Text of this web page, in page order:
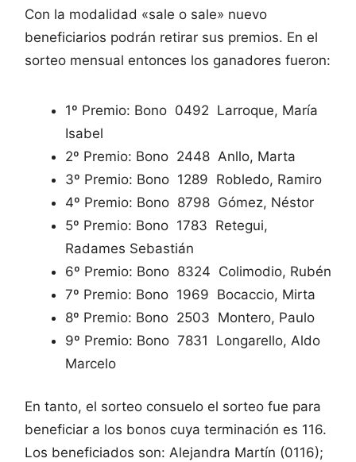
Con la modalidad «sale o sale» nuevo
beneficiarios podrán retirar sus premios. En el
sorteo mensual entonces los ganadores fueron:
1º Premio: Bono 0492 Larroque, María
Isabel
2º Premio: Bono 2448 Anllo, Marta
3º Premio: Bono 1289 Robledo, Ramiro
4º Premio: Bono 8798 Gómez, Néstor
5º Premio: Bono 1783 Retegui,
Radames Sebastián
6º Premio: Bono 8324 Colimodio, Rubén
7º Premio: Bono 1969 Bocaccio, Mirta
8º Premio: Bono 2503 Montero, Paulo
9º Premio: Bono 7831 Longarello, Aldo
Marcelo
En tanto, el sorteo consuelo el sorteo fue para
beneficiar a los bonos cuya terminación es 116.
Los beneficiados son: Alejandra Martín (0116);